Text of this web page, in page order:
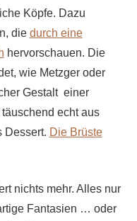
Köpfe. Dazu
die durch eine
hervorschauen. Die
wie Metzger oder
Gestalt einer
echt aus
Dessert. Die Brüste
nichts mehr. Alles nur
Fantasien … oder